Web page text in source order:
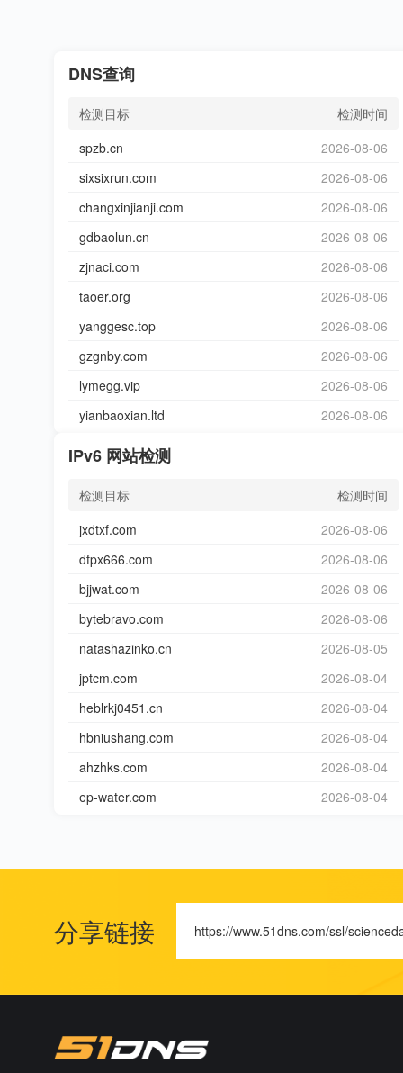
DNS查询
检测目标
检测时间
spzb.cn
2026-08-06
sixsixrun.com
2026-08-06
changxinjianji.com
2026-08-06
gdbaolun.cn
2026-08-06
zjnaci.com
2026-08-06
taoer.org
2026-08-06
yanggesc.top
2026-08-06
gzgnby.com
2026-08-06
lymegg.vip
2026-08-06
yianbaoxian.ltd
2026-08-06
IPv6 网站检测
检测目标
检测时间
jxdtxf.com
2026-08-06
dfpx666.com
2026-08-06
bjjwat.com
2026-08-06
bytebravo.com
2026-08-06
natashazinko.cn
2026-08-05
jptcm.com
2026-08-04
heblrkj0451.cn
2026-08-04
hbniushang.com
2026-08-04
ahzhks.com
2026-08-04
ep-water.com
2026-08-04
分享链接 https://www.51dns.com/ssl/